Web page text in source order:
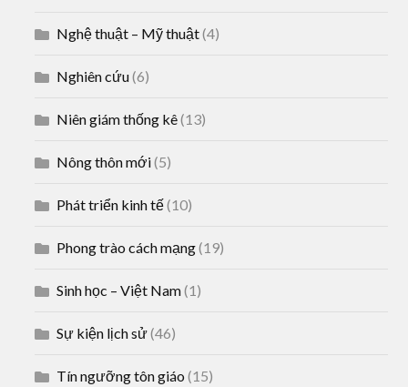
Nghệ thuật – Mỹ thuật(4)
Nghiên cứu(6)
Niên giám thống kê(13)
Nông thôn mới(5)
Phát triển kinh tế(10)
Phong trào cách mạng(19)
Sinh học – Việt Nam(1)
Sự kiện lịch sử(46)
Tín ngưỡng tôn giáo (15)